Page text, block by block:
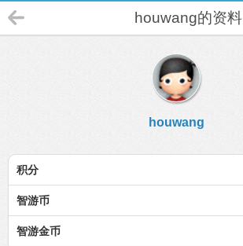
houwang的资料
houwang
积分
智游币
智游金币